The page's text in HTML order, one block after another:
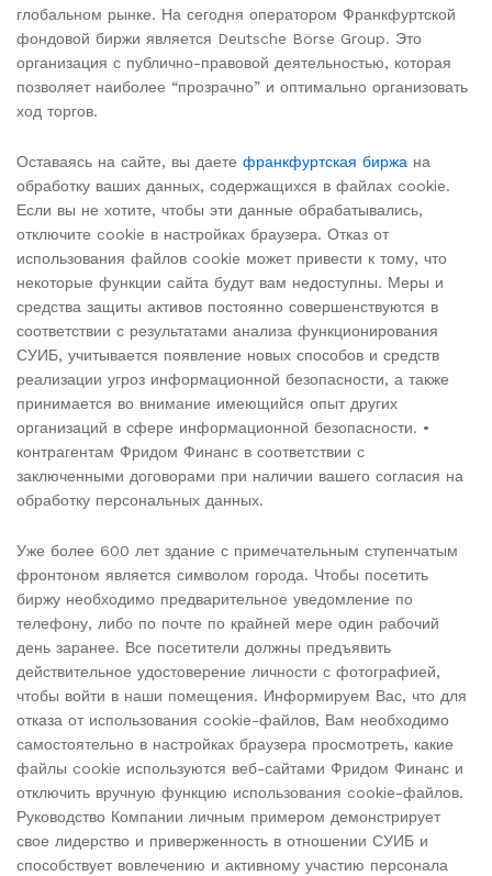
глобальном рынке. На сегодня оператором Франкфуртской
фондовой биржи является Deutsche Börse Group. Это
организация с публично-правовой деятельностью, которая
позволяет наиболее “прозрачно” и оптимально организовать
ход торгов.
Оставаясь на сайте, вы даете франкфуртская биржа на
обработку ваших данных, содержащихся в файлах cookie.
Если вы не хотите, чтобы эти данные обрабатывались,
отключите cookie в настройках браузера. Отказ от
использования файлов cookie может привести к тому, что
некоторые функции cайта будут вам недоступны. Меры и
средства защиты активов постоянно совершенствуются в
соответствии с результатами анализа функционирования
СУИБ, учитывается появление новых способов и средств
реализации угроз информационной безопасности, а также
принимается во внимание имеющийся опыт других
организаций в сфере информационной безопасности. •
контрагентам Фридом Финанс в соответствии с
заключенными договорами при наличии вашего согласия на
обработку персональных данных.
Уже более 600 лет здание с примечательным ступенчатым
фронтоном является символом города. Чтобы посетить
биржу необходимо предварительное уведомление по
телефону, либо по почте по крайней мере один рабочий
день заранее. Все посетители должны предъявить
действительное удостоверение личности с фотографией,
чтобы войти в наши помещения. Информируем Вас, что для
отказа от использования cookie-файлов, Вам необходимо
самостоятельно в настройках браузера просмотреть, какие
файлы cookie используются веб-сайтами Фридом Финанс и
отключить вручную функцию использования cookie-файлов.
Руководство Компании личным примером демонстрирует
свое лидерство и приверженность в отношении СУИБ и
способствует вовлечению и активному участию персонала